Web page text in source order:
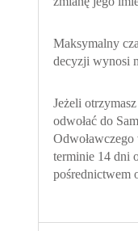
Maksymalny
decyzji wynosi
Jeżeli
odwołać do
terminie 14 dni
pośrednictwem